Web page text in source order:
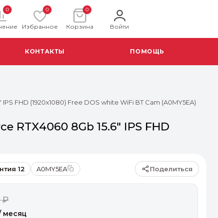
0 0
Избранное
0
Корзина Войти
КОНТАКТЫ ПОМОЩЬ
FHD (1920x1080) Free DOS white WiFi BT Cam (A0MY5EA)
RTX4060 8Gb 15.6" IPS FHD
Поделиться
12 A0MY5EA
₽
месяц